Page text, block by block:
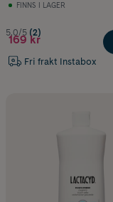
FINNS I LAGER
5.0/5 (2)
169 kr
Fri frakt Instabox